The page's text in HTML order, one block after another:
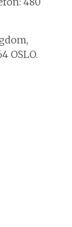
OSLO.